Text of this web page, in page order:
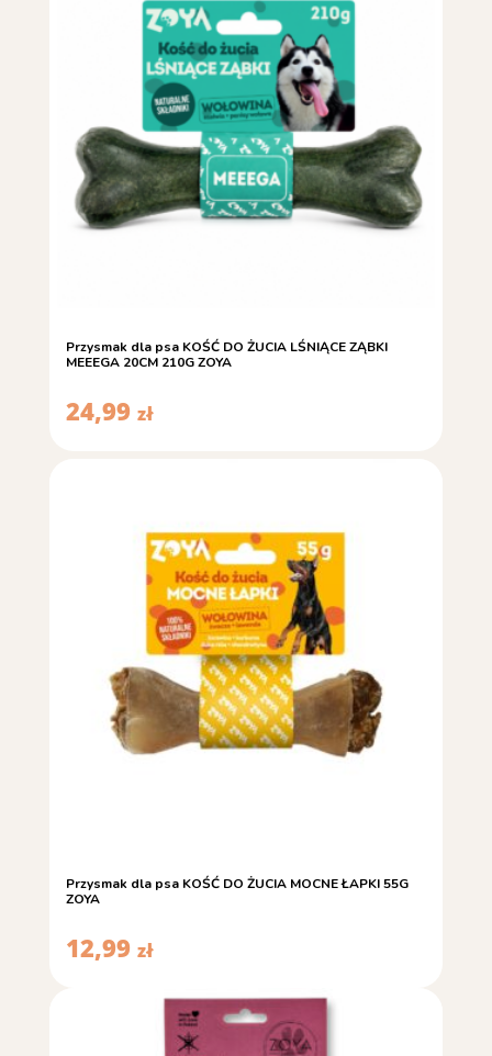
Przysmak dla psa KOŚĆ DO ŻUCIA LŚNIĄCE ZĄBKI
MEEEGA 20CM 210G ZOYA
24,99 zł
Przysmak dla psa KOŚĆ DO ŻUCIA MOCNE ŁAPKI 55G
ZOYA
12,99 zł